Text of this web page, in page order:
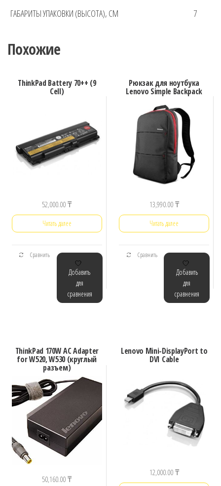
ГАБАРИТЫ УПАКОВКИ (ВЫСОТА), СМ
7
Похожие
ThinkPad Battery 70++ (9
Cell)
52,000.00₸
Читать далее
Сравнить
Добавить
для
сравнения
Рюкзак для ноутбука
Lenovo Simple Backpack
13,990.00₸
Читать далее
Сравнить
Добавить
для
сравнения
ThinkPad 170W AC Adapter
for W520, W530 (круглый
разъем)
50,160.00₸
Lenovo Mini-DisplayPort to
DVI Cable
12,000.00₸